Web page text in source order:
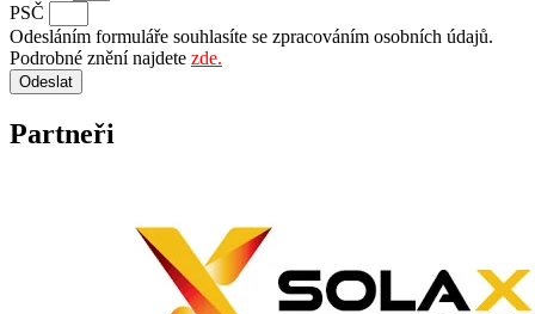
PSČ
Odesláním formuláře souhlasíte se zpracováním osobních údajů.
Podrobné znění najdete zde.
Odeslat
Partneři